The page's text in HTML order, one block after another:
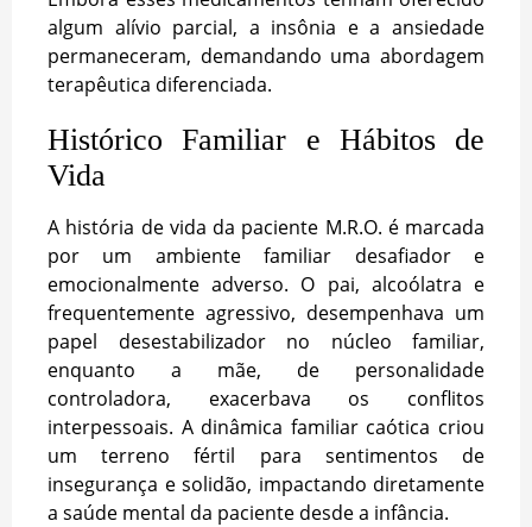
algum alívio parcial, a insônia e a ansiedade
permaneceram, demandando uma abordagem
terapêutica diferenciada.
Histórico Familiar e Hábitos de
Vida
A história de vida da paciente M.R.O. é marcada
por um ambiente familiar desafiador e
emocionalmente adverso. O pai, alcoólatra e
frequentemente agressivo, desempenhava um
papel desestabilizador no núcleo familiar,
enquanto a mãe, de personalidade
controladora, exacerbava os conflitos
interpessoais. A dinâmica familiar caótica criou
um terreno fértil para sentimentos de
insegurança e solidão, impactando diretamente
a saúde mental da paciente desde a infância.